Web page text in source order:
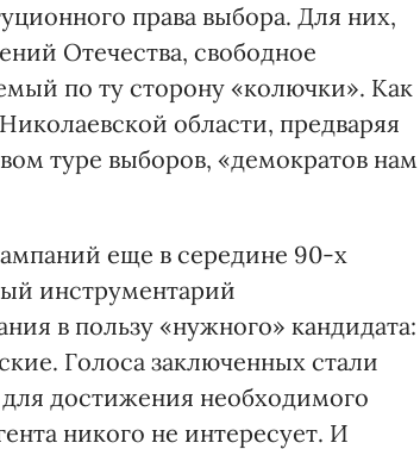
права выбора. Для них,
Отечества, свободное
по ту сторону «колючки». Как
области, предваряя
туре выборов, «демократов нам
еще в середине 90-х
инструментарий
в пользу «нужного» кандидата:
Голоса заключенных стали
достижения необходимого
никого не интересует. И